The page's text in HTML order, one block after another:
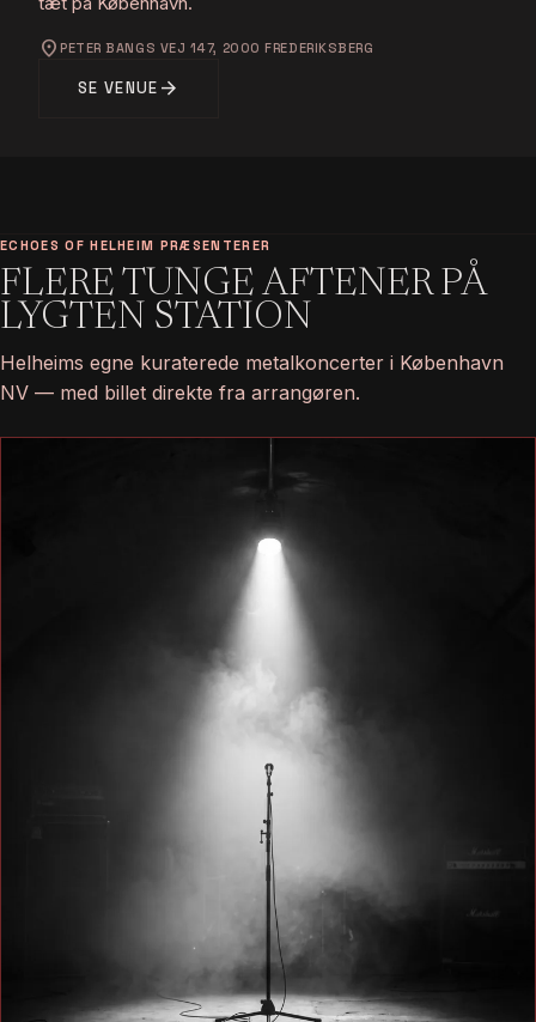
location_on PETER BANGS VEJ 147, 2000 FREDERIKSBERG
SE VENUE arrow_forward
ECHOES OF HELHEIM PRÆSENTERER
FLERE TUNGE AFTENER PÅ
LYGTEN STATION
Helheims egne kuraterede metalkoncerter i København
NV — med billet direkte fra arrangøren.